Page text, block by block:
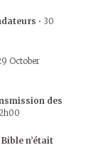
• 30
October
des
n’était